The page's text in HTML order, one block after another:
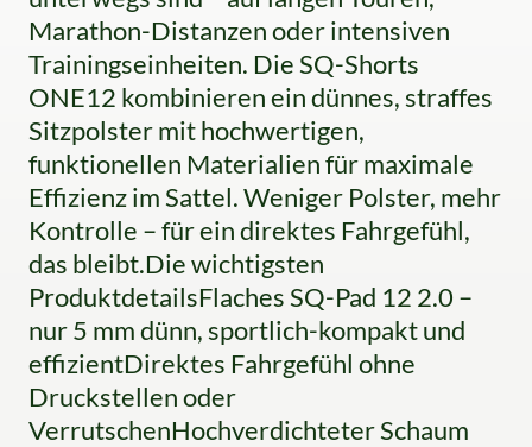
Marathon-Distanzen oder intensiven
Trainingseinheiten. Die SQ-Shorts
ONE12 kombinieren ein dünnes, straffes
Sitzpolster mit hochwertigen,
funktionellen Materialien für maximale
Effizienz im Sattel. Weniger Polster, mehr
Kontrolle – für ein direktes Fahrgefühl,
das bleibt.Die wichtigsten
ProduktdetailsFlaches SQ-Pad 12 2.0 –
nur 5 mm dünn, sportlich-kompakt und
effizientDirektes Fahrgefühl ohne
Druckstellen oder
VerrutschenHochverdichteter Schaum